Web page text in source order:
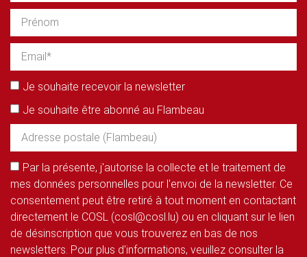
Je souhaite recevoir la newsletter
Je souhaite être abonné au Flambeau
Par la présente, j'autorise la collecte et le traitement de
mes données personnelles pour l'envoi de la newsletter. Ce
consentement peut être retiré à tout moment en contactant
directement le COSL (cosl@cosl.lu) ou en cliquant sur le lien
de désinscription que vous trouverez en bas de nos
newsletters. Pour plus d'informations, veuillez consulter la